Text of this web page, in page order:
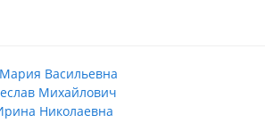
Васильевна
Михайлович
Николаевна